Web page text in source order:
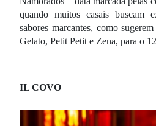
quando muitos casais buscam
sabores marcantes, como
Gelato, Petit Petit e Zena, para o
IL COVO